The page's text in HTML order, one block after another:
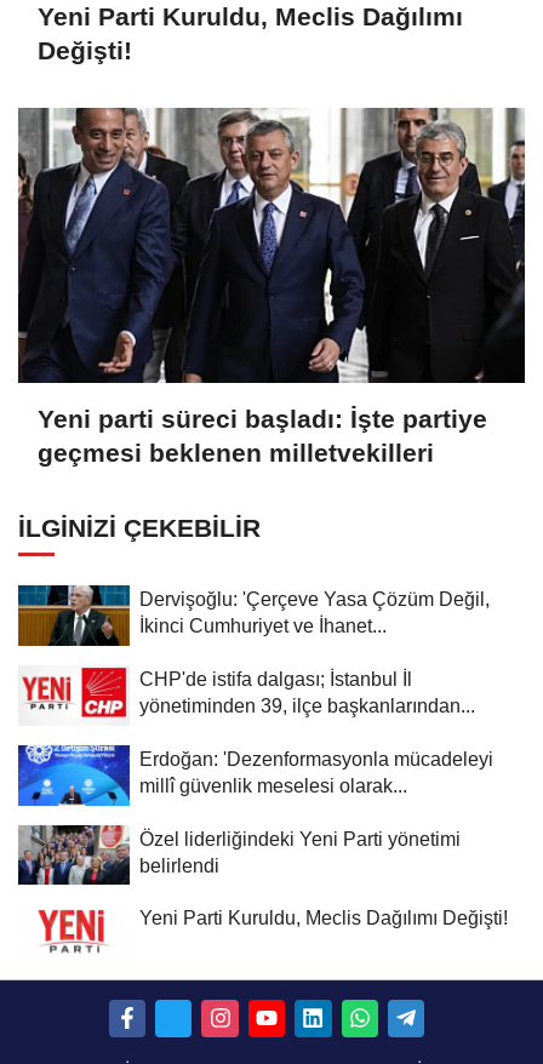
Yeni Parti Kuruldu, Meclis Dağılımı
Değişti!
Yeni parti süreci başladı: İşte partiye
geçmesi beklenen milletvekilleri
İLGINIZI ÇEKEBILIR
Dervişoğlu: 'Çerçeve Yasa Çözüm Değil,
İkinci Cumhuriyet ve İhanet...
CHP'de istifa dalgası; İstanbul İl
yönetiminden 39, ilçe başkanlarından...
Erdoğan: 'Dezenformasyonla mücadeleyi
millî güvenlik meselesi olarak...
Özel liderliğindeki Yeni Parti yönetimi
belirlendi
Yeni Parti Kuruldu, Meclis Dağılımı Değişti!